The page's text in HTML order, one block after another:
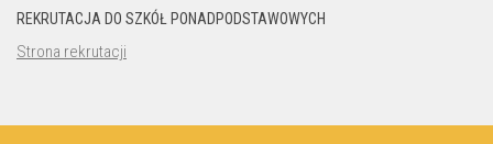
REKRUTACJA DO SZKÓŁ PONADPODSTAWOWYCH
Strona rekrutacji